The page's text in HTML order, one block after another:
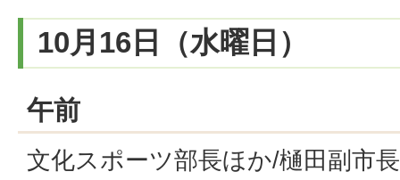
10月16日（水曜日）
午前
文化スポーツ部長ほか/樋田副市